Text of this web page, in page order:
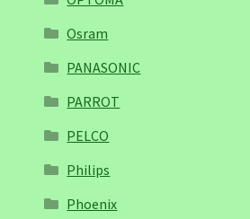
Osram
PANASONIC
PARROT
PELCO
Philips
Phoenix